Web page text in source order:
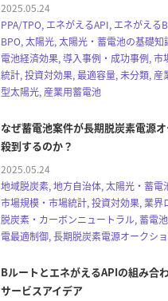
2025.05.24
PPA/TPO, エネがえるAPI, エネがえる
BPO, 太陽光, 太陽光・蓄電池の基礎知
電池経済効果, 導入事例・成功事例, 市
統計, 投資対効果, 最適容量, 未分類, 産
型太陽光, 産業用蓄電池
なぜ蓄電池案件が長期脱炭素電源
殺到するのか？
2025.05.24
地域脱炭素, 地方自治体, 太陽光・蓄電
市場規模・市場統計, 投資対効果, 業界
脱炭素・カーボンニュートラル, 蓄電
電最適制御, 長期脱炭素電源オークシ
BルートとエネがえるAPIの組み合
サービスアイデア